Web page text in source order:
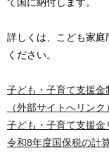
て国に納付します。
詳しくは、こども家
ください。
子ども・子育て支援金
（外部サイトへリンク）
子ども・子育て支援金
令和8年度国保税の計